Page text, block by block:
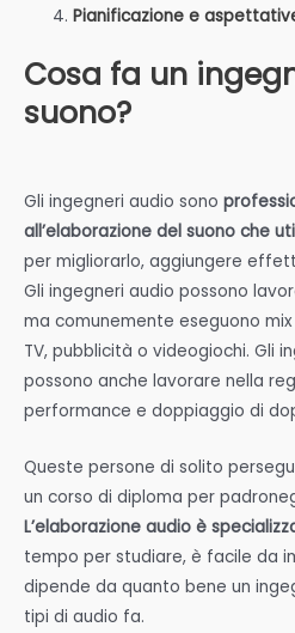
Pianificazione e
Cosa fa un
suono?
Gli ingegneri audio sono
all’elaborazione del suono che
per migliorarlo, aggiungere
Gli ingegneri audio possono
ma comunemente eseguono
TV, pubblicità o videogiochi. Gli
possono anche lavorare nella
performance e doppiaggio di
Queste persone di solito
un corso di diploma per
L’elaborazione audio è
tempo per studiare, è facile da
dipende da quanto bene un
tipi di audio fa.